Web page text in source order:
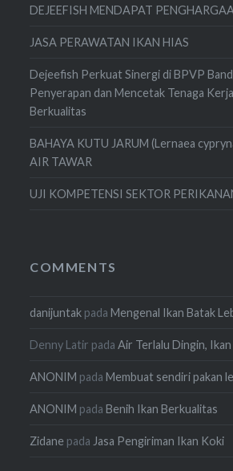
DEJEEFISH MENDAPAT
JASA PERAWATAN IKAN HIAS
Dejeefish Perkuat Sinergi di BPVP
Penyerapan dan Mencetak Tenaga
Berkualitas
BAHAYA KUTU JARUM (Lernaea
AIR TAWAR
UJI KOMPETENSI SEKTOR
COMMENTS
danijuntak padaMengenal Ikan Batak
Denny Latir padaAir Terlalu Dingin, Ikan
ANONIM padaMembuat sendiri pakan
ANONIM padaBenih Ikan Berkualitas
Zidane padaJasa Pengiriman Ikan Koki